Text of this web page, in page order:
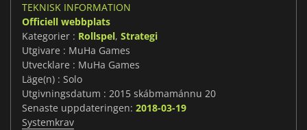
TEKNISK INFORMATION
Officiell webbplats
Kategorier : Rollspel, Strategi
Utgivare : MuHa Games
Utvecklare : MuHa Games
Läge(n) : Solo
Utgivningsdatum : 2015 skábmamánnu 20
Senaste uppdateringen: 2018-03-19
Systemkrav